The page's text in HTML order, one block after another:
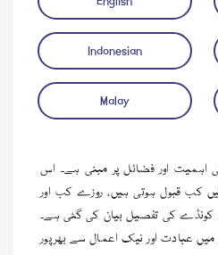
Indonesian
Malay
اہمیت اور فضائل پر مبنی ہے۔ اس
کب قبول ہوتی ہیں، روزے کب اور
کونڈے کی تفصیل بیان کی گئی ہے۔
عبادت اور نیک اعمال سے بھرپور